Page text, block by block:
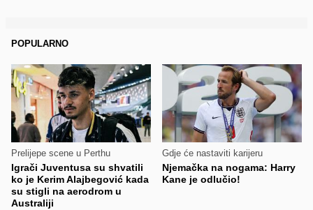
POPULARNO
Prelijepe scene u Perthu
Igrači Juventusa su shvatili
ko je Kerim Alajbegović kada
su stigli na aerodrom u
Australiji
Gdje će nastaviti karijeru
Njemačka na nogama: Harry
Kane je odlučio!